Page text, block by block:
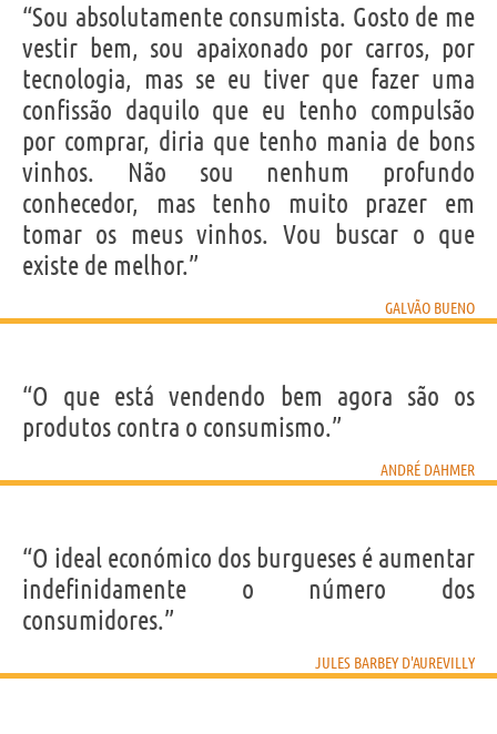
“Sou absolutamente consumista. Gosto de me
vestir bem, sou apaixonado por carros, por
tecnologia, mas se eu tiver que fazer uma
confissão daquilo que eu tenho compulsão
por comprar, diria que tenho mania de bons
vinhos. Não sou nenhum profundo
conhecedor, mas tenho muito prazer em
tomar os meus vinhos. Vou buscar o que
existe de melhor.”
GALVÃO BUENO
“O que está vendendo bem agora são os
produtos contra o consumismo.”
ANDRÉ DAHMER
“O ideal económico dos burgueses é aumentar
indefinidamente o número dos
consumidores.”
JULES BARBEY D'AUREVILLY